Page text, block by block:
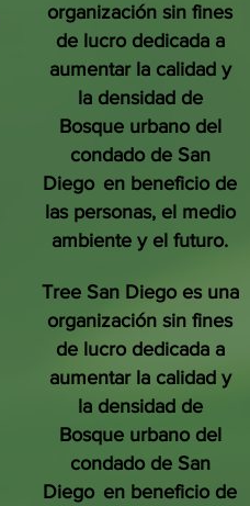
organización sin fines
de lucro dedicada a
aumentar la calidad y
la densidad de
Bosque urbano del
condado de San
Diego en beneficio de
las personas, el medio
ambiente y el futuro.
Tree San Diego es una
organización sin fines
de lucro dedicada a
aumentar la calidad y
la densidad de
Bosque urbano del
condado de San
Diego en beneficio de